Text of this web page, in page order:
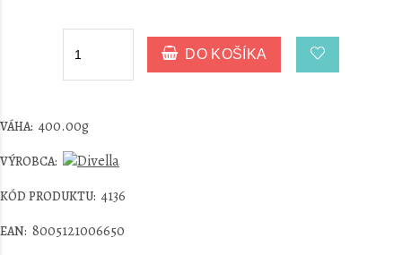
DO KOŠÍKA
VÁHA: 400.00g
VÝROBCA:
KÓD PRODUKTU: 4136
EAN: 8005121006650